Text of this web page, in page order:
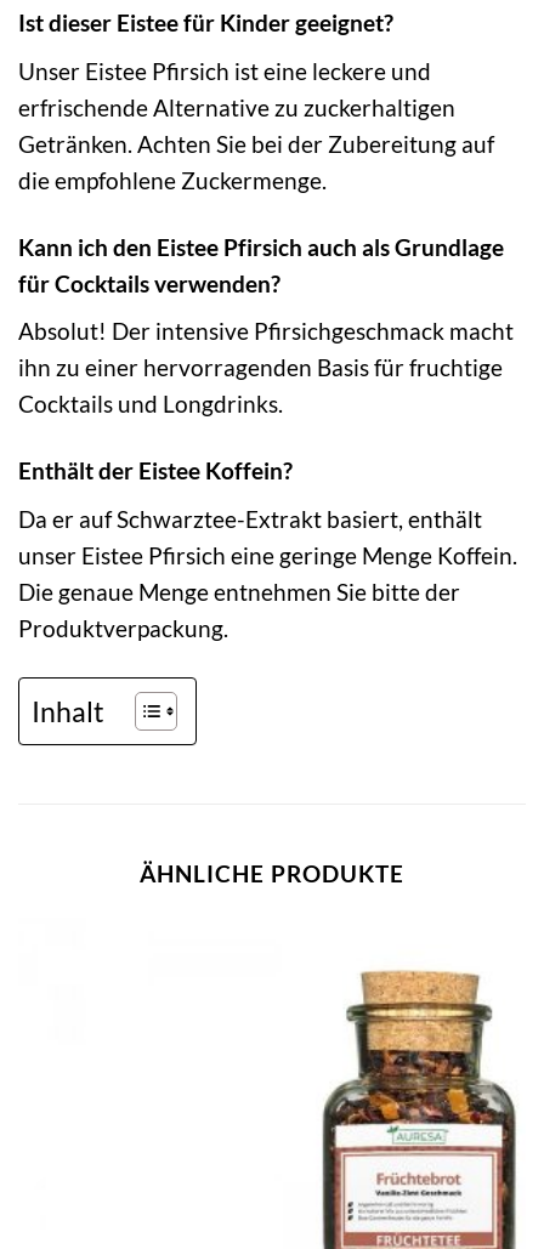
Ist dieser Eistee für Kinder geeignet?
Unser Eistee Pfirsich ist eine leckere und
erfrischende Alternative zu zuckerhaltigen
Getränken. Achten Sie bei der Zubereitung auf
die empfohlene Zuckermenge.
Kann ich den Eistee Pfirsich auch als Grundlage
für Cocktails verwenden?
Absolut! Der intensive Pfirsichgeschmack macht
ihn zu einer hervorragenden Basis für fruchtige
Cocktails und Longdrinks.
Enthält der Eistee Koffein?
Da er auf Schwarztee-Extrakt basiert, enthält
unser Eistee Pfirsich eine geringe Menge Koffein.
Die genaue Menge entnehmen Sie bitte der
Produktverpackung.
Inhalt
ÄHNLICHE PRODUKTE